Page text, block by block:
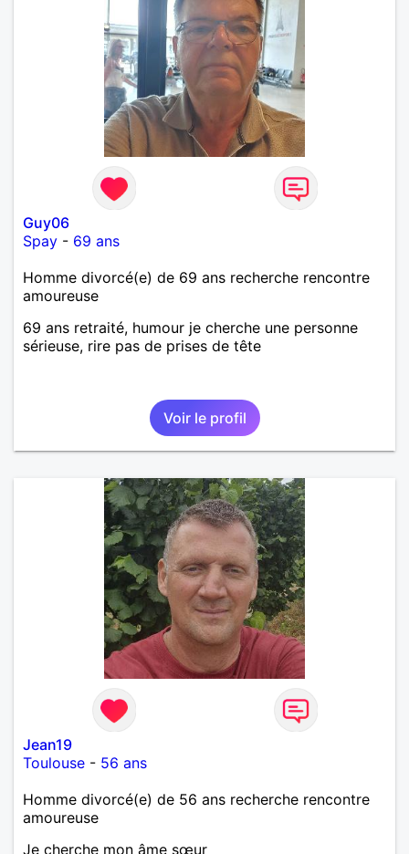
Guy06
Spay - 69 ans
Homme divorcé(e) de 69 ans recherche rencontre
amoureuse
69 ans retraité, humour je cherche une personne
sérieuse, rire pas de prises de tête
Voir le profil
Jean19
Toulouse - 56 ans
Homme divorcé(e) de 56 ans recherche rencontre
amoureuse
Je cherche mon âme sœur